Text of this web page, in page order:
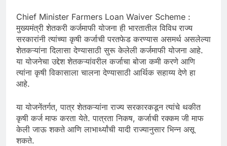
Chief Minister Farmers Loan Waiver Scheme :
मुख्यमंत्री शेतकरी कर्जमाफी योजना ही भारतातील विविध राज्य
सरकारांनी त्यांच्या कृषी कर्जाची परतफेड करण्यास असमर्थ असलेल्या
शेतकऱ्यांना दिलासा देण्यासाठी सुरू केलेली कर्जमाफी योजना आहे.
या योजनेचा उद्देश शेतकऱ्यांवरील कर्जाचा बोजा कमी करणे आणि
त्यांना कृषी विकासाला चालना देण्यासाठी आर्थिक सहाय्य देणे हा
आहे.
या योजनेंतर्गत, पात्र शेतकऱ्यांना राज्य सरकारकडून त्यांचे थकीत
कृषी कर्ज माफ करता येते. पात्रता निकष, कर्जाची रक्कम जी माफ
केली जाऊ शकते आणि लाभार्थ्यांची यादी राज्यानुसार भिन्न असू
शकते.